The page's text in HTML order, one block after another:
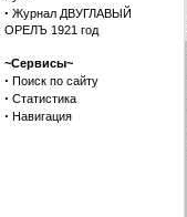
· Журнал ДВУГЛАВЫЙ
ОРЕЛЪ 1921 год
~Сервисы~
· Поиск по сайту
· Статистика
· Навигация